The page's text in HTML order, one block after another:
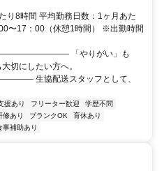
り8時間 平均勤務日数：1ヶ月あた
〜17：00（休憩1時間） ※出勤時間
「やりがい」も
切にしたい方へ。
協配送スタッフとして、
援あり フリーター歓迎
学歴不問
修あり ブランクOK
育休あり
事補助あり